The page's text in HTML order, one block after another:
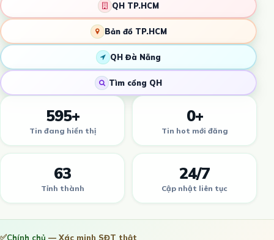
QH TP.HCM
Bản đồ TP.HCM
QH Đà Nẵng
Tìm cổng QH
595+
Tin đang hiển thị
0+
Tin hot mới đăng
63
Tỉnh thành
24/7
Cập nhật liên tục
✅Chính chủ — Xác minh SĐT thật